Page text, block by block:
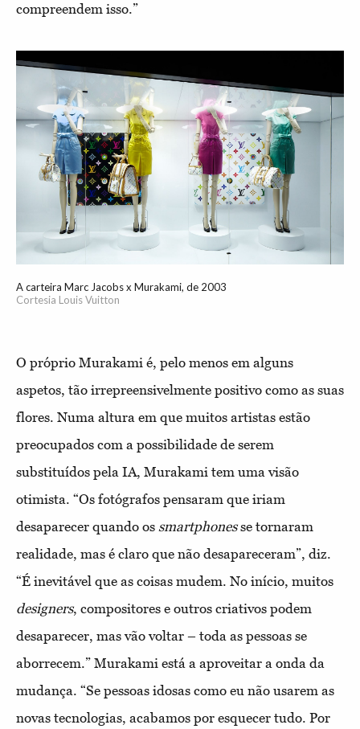
compreendem isso.”
A carteira Marc Jacobs x Murakami, de 2003
Cortesia Louis Vuitton
O próprio Murakami é, pelo menos em alguns
aspetos, tão irrepreensivelmente positivo como as suas
flores. Numa altura em que muitos artistas estão
preocupados com a possibilidade de serem
substituídos pela IA, Murakami tem uma visão
otimista. “Os fotógrafos pensaram que iriam
desaparecer quando os smartphonesse tornaram
realidade, mas é claro que não desapareceram”, diz.
“É inevitável que as coisas mudem. No início, muitos
designers, compositores e outros criativos podem
desaparecer, mas vão voltar – toda as pessoas se
aborrecem.” Murakami está a aproveitar a onda da
mudança. “Se pessoas idosas como eu não usarem as
novas tecnologias, acabamos por esquecer tudo. Por